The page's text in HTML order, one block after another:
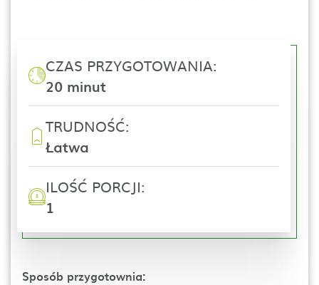
CZAS PRZYGOTOWANIA:
20 minut
TRUDNOŚĆ:
Łatwa
ILOŚĆ PORCJI:
1
Sposób przygotownia: